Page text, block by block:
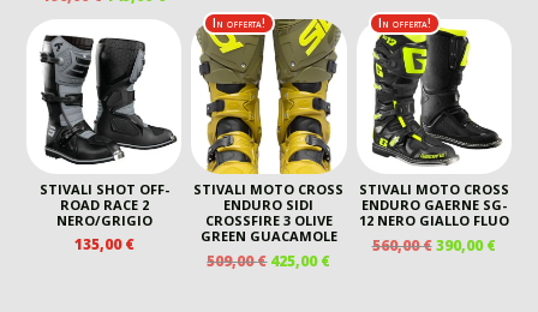
PREZZO
ORIGINALE
ERA:
190,00 €.
PREZZO
ATTUALE
145,00 €.
ORIGINALE
ERA:
499,99 €.
ATTUALE
È:
350,00 €.
ORIGINALE
ERA:
290,00 €.
STIVALI SHOT OFF-
ROAD RACE 2
NERO/GRIGIO
135,00€
In offerta!
STIVALI MOTO CROSS
ENDURO SIDI
CROSSFIRE 3 OLIVE
GREEN GUACAMOLE
509,00€ IL
425,00€IL
In offerta!
STIVALI MOTO CROSS
ENDURO GAERNE SG-
12 NERO GIALLO FLUO
560,00€ IL
390,00€IL